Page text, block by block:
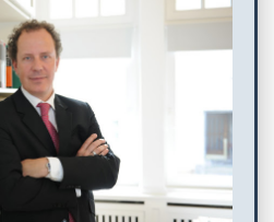
vor Ort
empfohlen
„von Frauen geführt“